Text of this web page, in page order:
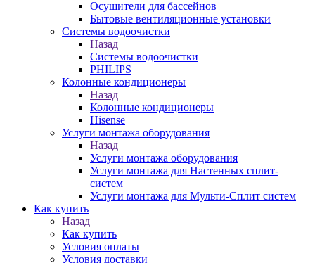
Осушители для бассейнов
Бытовые вентиляционные установки
Системы водоочистки
Назад
Системы водоочистки
PHILIPS
Колонные кондиционеры
Назад
Колонные кондиционеры
Hisense
Услуги монтажа оборудования
Назад
Услуги монтажа оборудования
Услуги монтажа для Настенных сплит-
систем
Услуги монтажа для Мульти-Сплит систем
Как купить
Назад
Как купить
Условия оплаты
Условия доставки